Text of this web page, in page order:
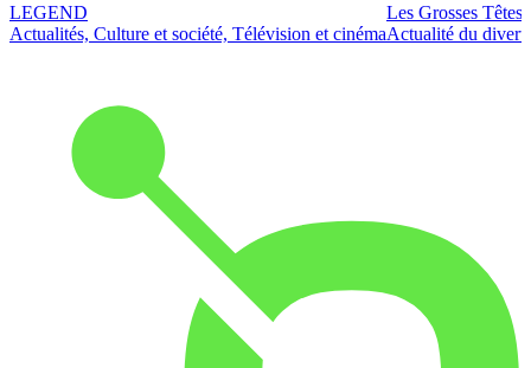
LEGEND
Actualités, Culture et société, Télévision et cinéma
Les Grosses Têtes
Actualité du